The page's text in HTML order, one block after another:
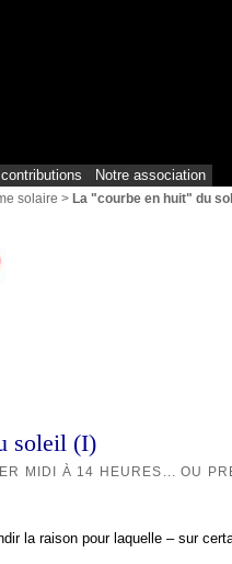
Notre association
solaire >La "courbe en huit" du
soleil (I)
MIDI À 14 HEURES... OU
la raison pour laquelle – sur